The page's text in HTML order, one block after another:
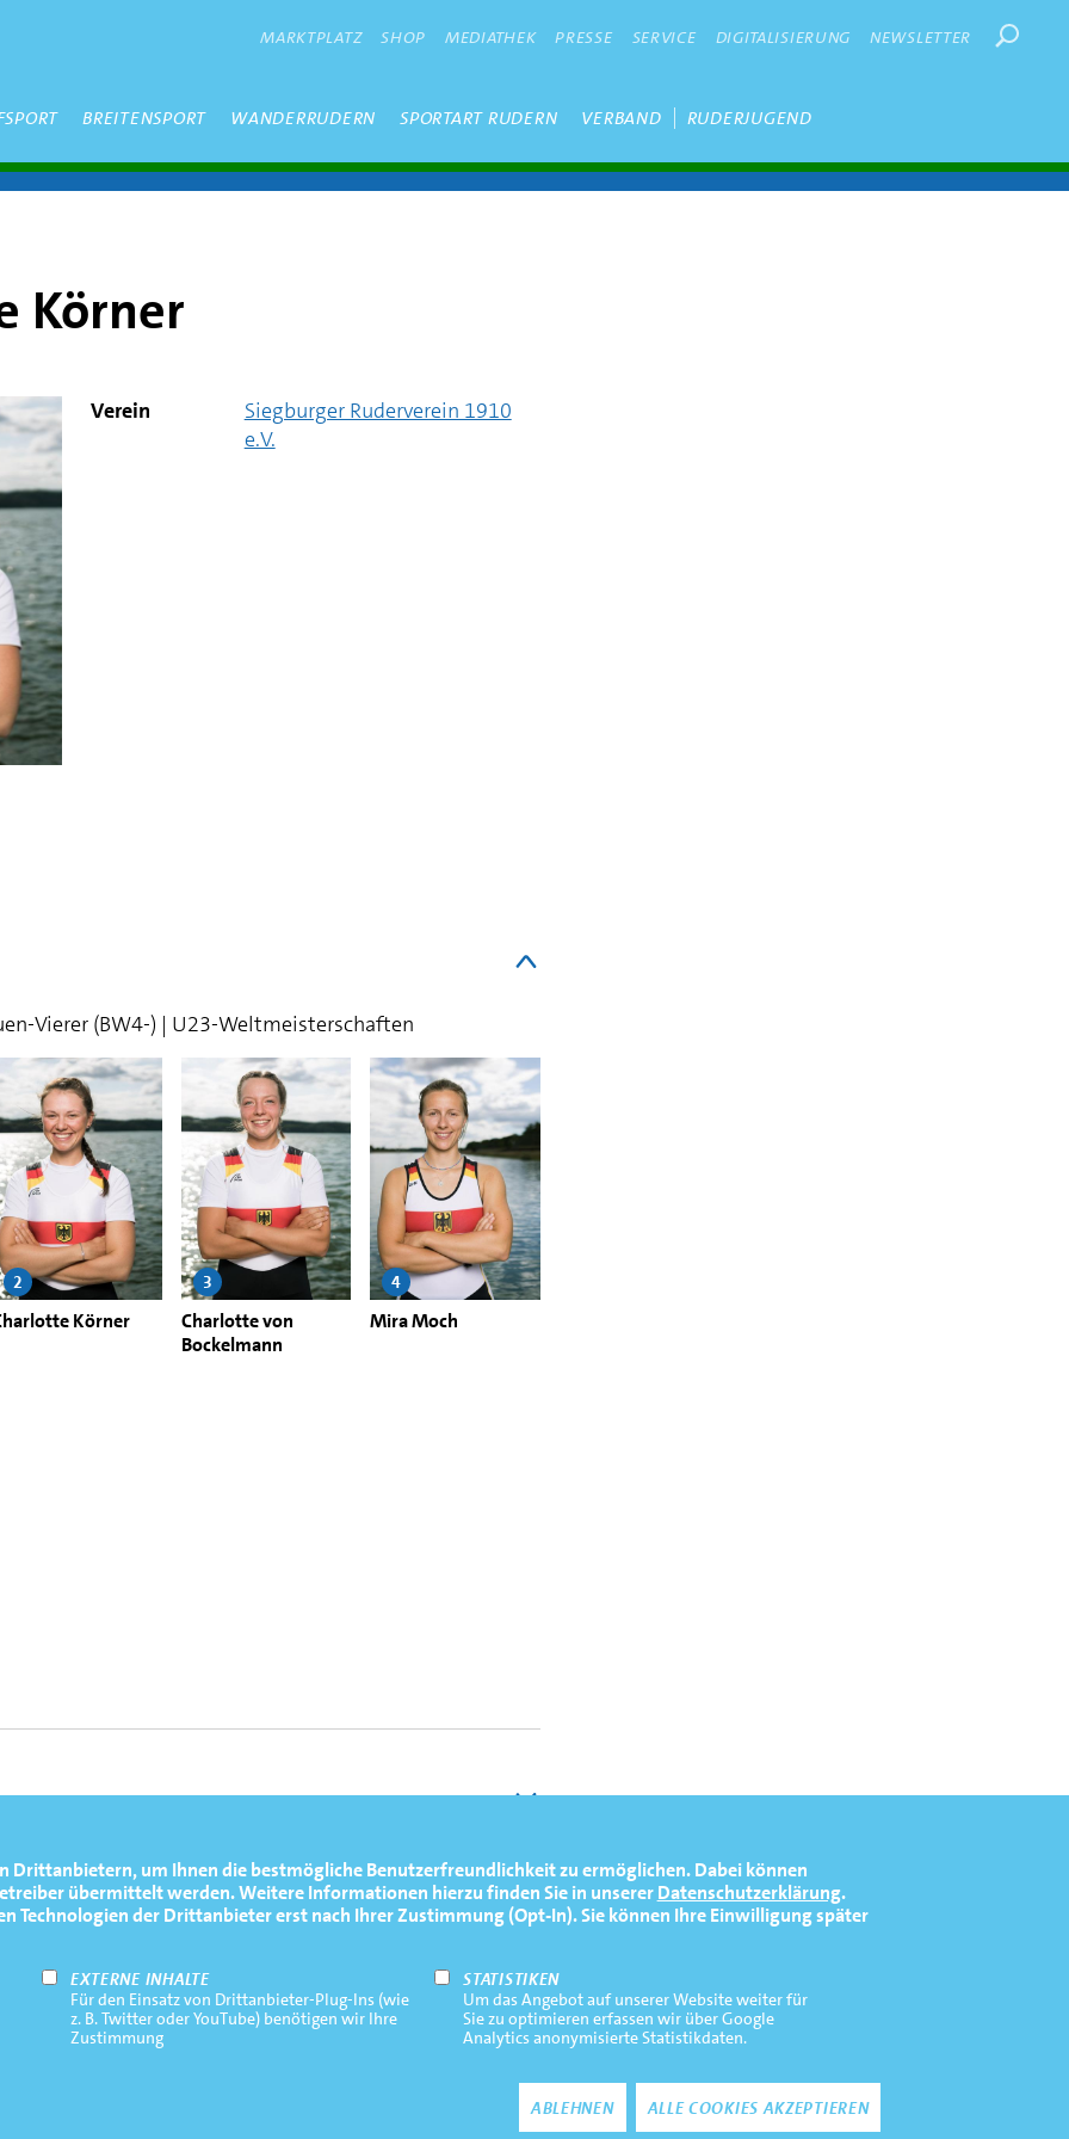
Drittanbietern, um Ihnen die bestmögliche Benutzerfreundlichkeit zu ermöglichen. Dabei können
übermittelt werden. Weitere Informationen hierzu finden Sie in unsererDatenschutzerklärung.
Technologien der Drittanbieter erst nach Ihrer Zustimmung (Opt-In). Sie können Ihre Einwilligung später
EXTERNE INHALTE
Für den Einsatz von Drittanbieter-Plug-Ins (wie
z. B. Twitter oder YouTube) benötigen wir Ihre
Zustimmung
STATISTIKEN
Um das Angebot auf unserer Website weiter für
Sie zu optimieren erfassen wir über Google
Analytics anonymisierte Statistikdaten.
ABLEHNEN ALLE COOKIES AKZEPTIEREN
METANAVIGATION
MARKTPLATZ SHOP MEDIATHEK PRESSE SERVICE DIGITALISIERUNG NEWSLETTER
BREITENSPORT WANDERRUDERN SPORTART RUDERN VERBAND RUDERJUGEND
Körner
Verein
Siegburger Ruderverein 1910
e.V.
Vierer (BW4-) | U23-Weltmeisterschaften
Körner
2
Charlotte von
Bockelmann
3
Mira Moch
4
Vierer mit Steuerfrau (BW4+) | U23-